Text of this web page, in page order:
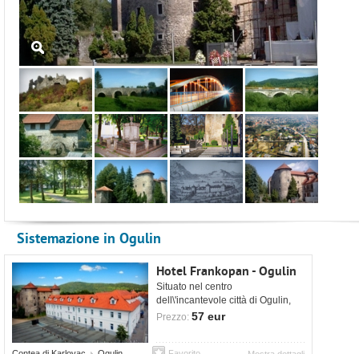
Sistemazione in Ogulin
Hotel Frankopan - Ogulin
Situato nel centro
dell\'incantevole città di Ogulin,
accanto al castello di Frankopan
Prezzo: 57 eur